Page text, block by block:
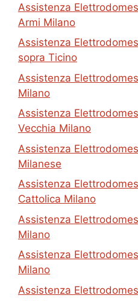
Assistenza
Armi Milano
Assistenza
sopra Ticino
Assistenza
Milano
Assistenza
Vecchia Milano
Assistenza
Milanese
Assistenza
Cattolica Milano
Assistenza
Milano
Assistenza
Milano
Assistenza